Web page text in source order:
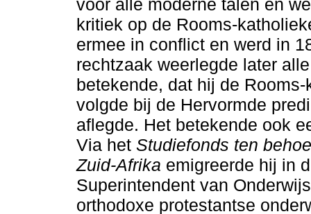
voor alle moderne talen en
kritiek op de Rooms-
ermee in conflict en werd in
rechtzaak weerlegde later
betekende, dat hij de
volgde bij de Hervormde
aflegde. Het betekende ook
Via het Studiefonds ten
Zuid-Afrika emigreerde hij in
Superintendent van
orthodoxe protestantse